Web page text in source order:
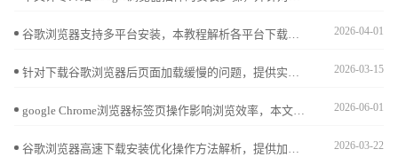
2026-04-01
2026-03-15
2026-06-01
2026-03-22